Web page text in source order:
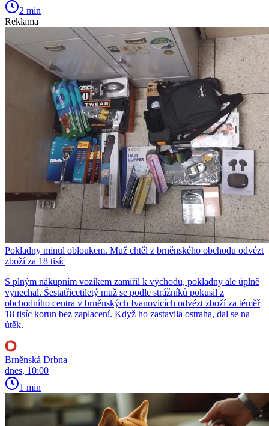
2 min
Reklama
Pokladny minul obloukem. Muž chtěl z brněnského obchodu odvézt
zboží za 18 tisíc
S plným nákupním vozíkem zamířil k východu, pokladny ale úplně
vynechal. Šestatřicetiletý muž se podle strážníků pokusil z
obchodního centra v brněnských Ivanovicích odvézt zboží za téměř
18 tisíc korun bez zaplacení. Když ho zastavila ostraha, dal se na
útěk.
Brněnská Drbna
dnes, 10:00
1 min